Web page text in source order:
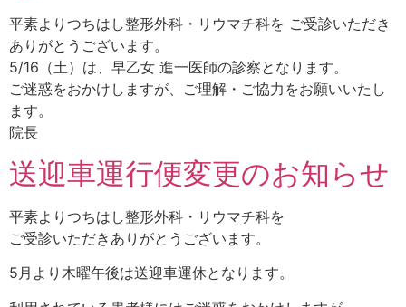
平素よりつちはし整形外科・リウマチ科を ご受診いただき
ありがとうございます。
5/16（土）は、早乙女 進一医師の診察となります。
ご迷惑をおかけしますが、ご理解・ご協力をお願いいたし
ます。
院長
送迎車運行便変更のお知らせ
平素よりつちはし整形外科・リウマチ科を
ご受診いただきありがとうございます。
5月より木曜午後は送迎車運休となります。